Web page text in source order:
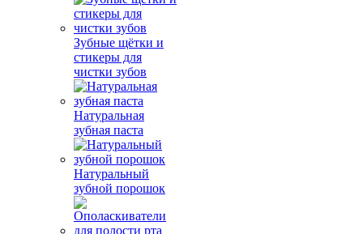
Зубные щётки и
стикеры для
чистки зубов
Натуральная
зубная паста
Натуральный
зубной порошок